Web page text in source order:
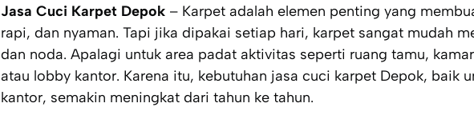
Jasa Cuci Karpet Depok – Karpet adalah elemen penting yang
rapi, dan nyaman. Tapi jika dipakai setiap hari, karpet sangat mudah
dan noda. Apalagi untuk area padat aktivitas seperti ruang tamu,
atau lobby kantor. Karena itu, kebutuhan jasa cuci karpet Depok, baik
kantor, semakin meningkat dari tahun ke tahun.